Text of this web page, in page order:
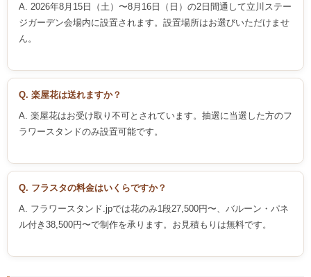
A. 2026年8月15日（土）〜8月16日（日）の2日間通して立川ステー
ジガーデン会場内に設置されます。設置場所はお選びいただけませ
ん。
Q. 楽屋花は送れますか？
A. 楽屋花はお受け取り不可とされています。抽選に当選した方のフ
ラワースタンドのみ設置可能です。
Q. フラスタの料金はいくらですか？
A. フラワースタンド.jpでは花のみ1段27,500円〜、バルーン・パネ
ル付き38,500円〜で制作を承ります。お見積もりは無料です。